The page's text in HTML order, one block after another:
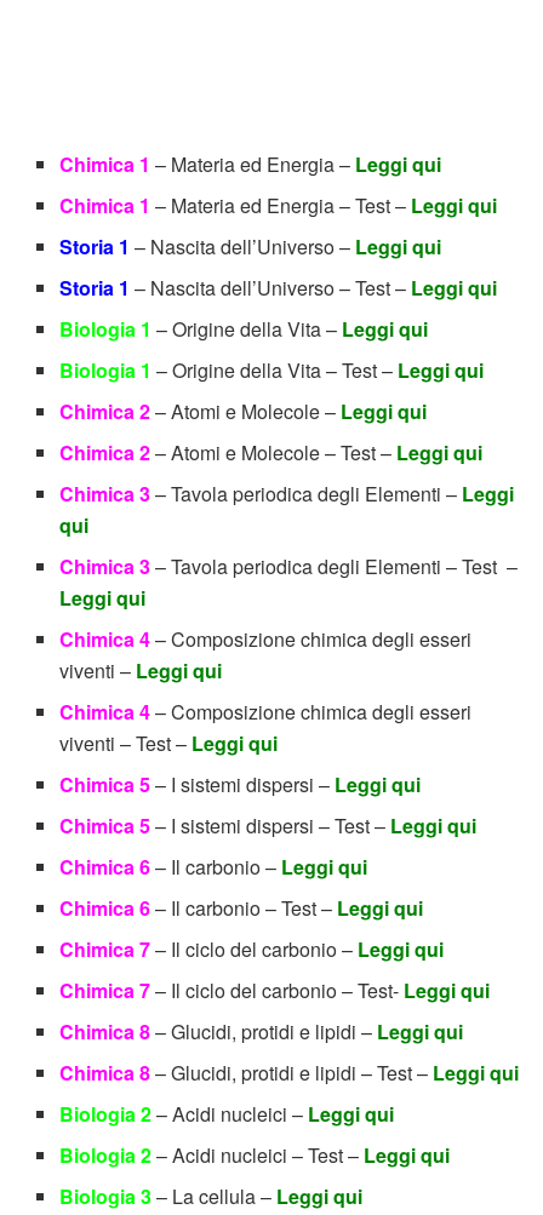
Chimica 1 – Materia ed Energia – Leggi qui
Chimica 1 – Materia ed Energia – Test – Leggi qui
Storia 1 – Nascita dell’Universo – Leggi qui
Storia 1 – Nascita dell’Universo – Test – Leggi qui
Biologia 1 – Origine della Vita – Leggi qui
Biologia 1 – Origine della Vita – Test – Leggi qui
Chimica 2– Atomi e Molecole – Leggi qui
Chimica 2– Atomi e Molecole – Test – Leggi qui
Chimica 3– Tavola periodica degli Elementi – Leggi
qui
Chimica 3– Tavola periodica degli Elementi – Test –
Leggi qui
Chimica 4– Composizione chimica degli esseri
viventi – Leggi qui
Chimica 4– Composizione chimica degli esseri
viventi – Test – Leggi qui
Chimica 5– I sistemi dispersi – Leggi qui
Chimica 5– I sistemi dispersi – Test – Leggi qui
Chimica 6– Il carbonio – Leggi qui
Chimica 6– Il carbonio – Test – Leggi qui
Chimica 7– Il ciclo del carbonio – Leggi qui
Chimica 7– Il ciclo del carbonio – Test- Leggi qui
Chimica 8– Glucidi, protidi e lipidi – Leggi qui
Chimica 8– Glucidi, protidi e lipidi – Test – Leggi qui
Biologia 2– Acidi nucleici – Leggi qui
Biologia 2– Acidi nucleici – Test – Leggi qui
Biologia 3– La cellula – Leggi qui